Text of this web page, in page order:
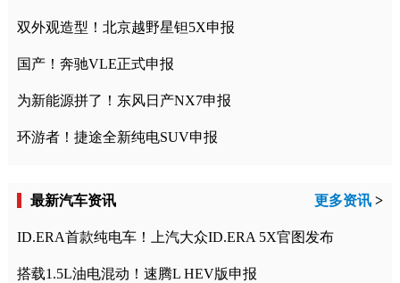
双外观造型！北京越野星钽5X申报
国产！奔驰VLE正式申报
为新能源拼了！东风日产NX7申报
环游者！捷途全新纯电SUV申报
最新汽车资讯 更多资讯 >
ID.ERA首款纯电车！上汽大众ID.ERA 5X官图发布
搭载1.5L油电混动！速腾L HEV版申报